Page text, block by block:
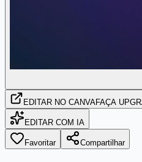
EDITAR NO CANVAFAÇA
EDITAR COM IA
Favoritar Compartilhar